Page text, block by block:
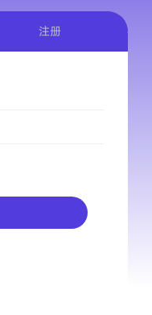
注册